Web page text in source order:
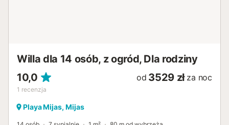
Willa dla 14 osób, z ogród, Dla rodziny
10,0
1 recenzja
od 3529 zł za noc
Playa Mijas, Mijas